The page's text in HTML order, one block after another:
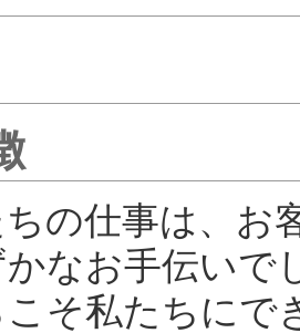
の仕事は、お
なお手伝いで
そ私たちにで